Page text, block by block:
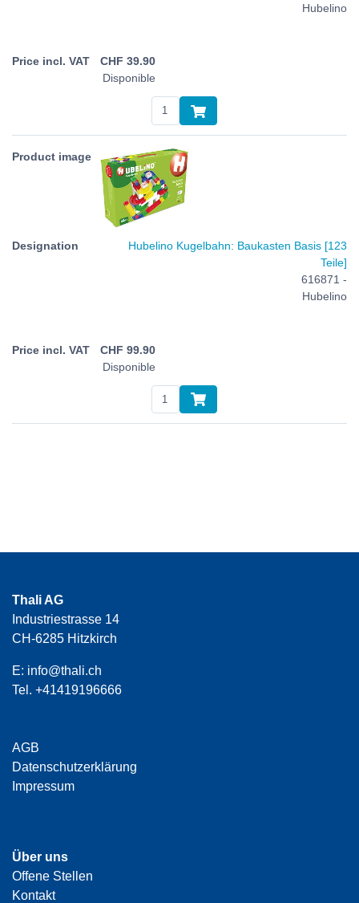
Hubelino
CHF 39.90
Disponible
Hubelino Kugelbahn: Baukasten Basis [123
Teile]
616871 -
Hubelino
CHF 99.90
Disponible
Thali AG
Industriestrasse 14
CH-6285 Hitzkirch
E: info@thali.ch
Tel. +41419196666
AGB
Datenschutzerklärung
Impressum
Über uns
Offene Stellen
Kontakt